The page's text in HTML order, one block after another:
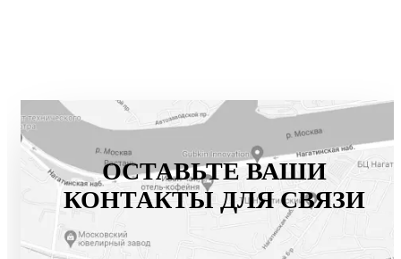
ОСТАВЬТЕ ВАШИ
КОНТАКТЫ ДЛЯ СВЯЗИ